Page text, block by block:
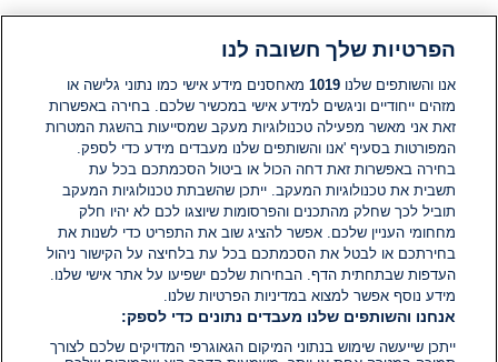
הפרטיות שלך חשובה לנו
אנו והשותפים שלנו1019 מאחסנים מידע אישי כמו נתוני גלישה או
מזהים ייחודיים וניגשים למידע אישי במכשיר שלכם. בחירה באפשרות
זאת אני מאשר מפעילה טכנולוגיות מעקב שמסייעות בהשגת המטרות
המפורטות בסעיף 'אנו והשותפים שלנו מעבדים מידע כדי לספק.
בחירה באפשרות זאת דחה הכול או ביטול הסכמתכם בכל עת
תשבית את טכנולוגיות המעקב. ייתכן שהשבתת טכנולוגיות המעקב
תוביל לכך שחלק מהתכנים והפרסומות שיוצגו לכם לא יהיו חלק
מחחומי העניין שלכם. אפשר להציג שוב את התפריט כדי לשנות את
בחירתכם או לבטל את הסכמתכם בכל עת בלחיצה על הקישור ניהול
העדפות שבתחתית הדף. הבחירות שלכם ישפיעו על אתר אישי שלנו.
מידע נוסף אפשר למצוא במדיניות הפרטיות שלנו.
אנחנו והשותפים שלנו מעבדים נתונים כדי לספק:
ייתכן שייעשה שימוש בנתוני המיקום הגאוגרפי המדויקים שלכם לצורך